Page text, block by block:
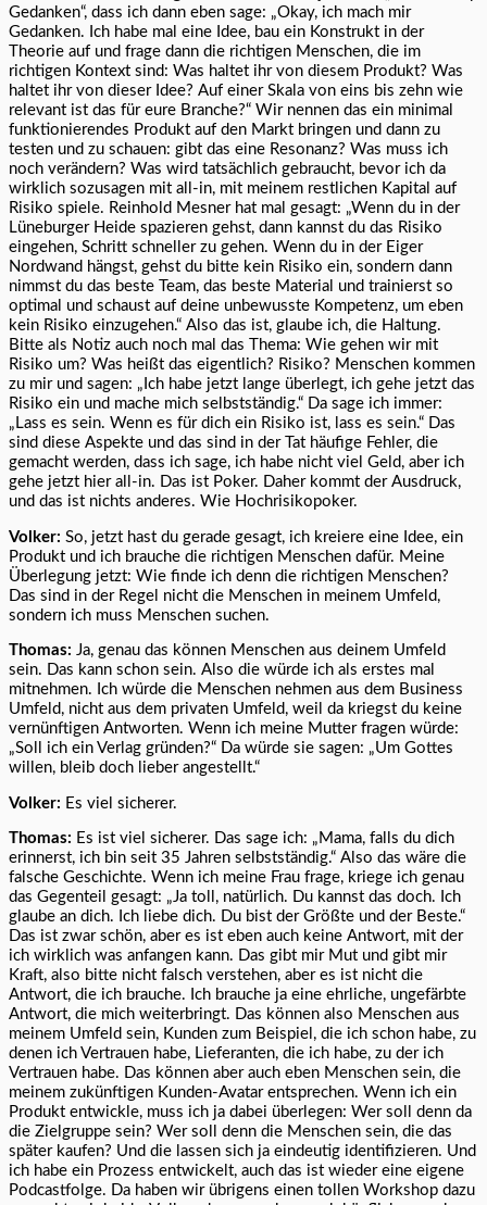
Gedanken“, dass ich dann eben sage: „Okay, ich mach mir
Gedanken. Ich habe mal eine Idee, bau ein Konstrukt in der
Theorie auf und frage dann die richtigen Menschen, die im
richtigen Kontext sind: Was haltet ihr von diesem Produkt? Was
haltet ihr von dieser Idee? Auf einer Skala von eins bis zehn wie
relevant ist das für eure Branche?“ Wir nennen das ein minimal
funktionierendes Produkt auf den Markt bringen und dann zu
testen und zu schauen: gibt das eine Resonanz? Was muss ich
noch verändern? Was wird tatsächlich gebraucht, bevor ich da
wirklich sozusagen mit all-in, mit meinem restlichen Kapital auf
Risiko spiele. Reinhold Mesner hat mal gesagt: „Wenn du in der
Lüneburger Heide spazieren gehst, dann kannst du das Risiko
eingehen, Schritt schneller zu gehen. Wenn du in der Eiger
Nordwand hängst, gehst du bitte kein Risiko ein, sondern dann
nimmst du das beste Team, das beste Material und trainierst so
optimal und schaust auf deine unbewusste Kompetenz, um eben
kein Risiko einzugehen.“ Also das ist, glaube ich, die Haltung.
Bitte als Notiz auch noch mal das Thema: Wie gehen wir mit
Risiko um? Was heißt das eigentlich? Risiko? Menschen kommen
zu mir und sagen: „Ich habe jetzt lange überlegt, ich gehe jetzt das
Risiko ein und mache mich selbstständig.“ Da sage ich immer:
„Lass es sein. Wenn es für dich ein Risiko ist, lass es sein.“ Das
sind diese Aspekte und das sind in der Tat häufige Fehler, die
gemacht werden, dass ich sage, ich habe nicht viel Geld, aber ich
gehe jetzt hier all-in. Das ist Poker. Daher kommt der Ausdruck,
und das ist nichts anderes. Wie Hochrisikopoker.
Volker: So, jetzt hast du gerade gesagt, ich kreiere eine Idee, ein
Produkt und ich brauche die richtigen Menschen dafür. Meine
Überlegung jetzt: Wie finde ich denn die richtigen Menschen?
Das sind in der Regel nicht die Menschen in meinem Umfeld,
sondern ich muss Menschen suchen.
Thomas: Ja, genau das können Menschen aus deinem Umfeld
sein. Das kann schon sein. Also die würde ich als erstes mal
mitnehmen. Ich würde die Menschen nehmen aus dem Business
Umfeld, nicht aus dem privaten Umfeld, weil da kriegst du keine
vernünftigen Antworten. Wenn ich meine Mutter fragen würde:
„Soll ich ein Verlag gründen?“ Da würde sie sagen: „Um Gottes
willen, bleib doch lieber angestellt.“
Volker: Es viel sicherer.
Thomas: Es ist viel sicherer. Das sage ich: „Mama, falls du dich
erinnerst, ich bin seit 35 Jahren selbstständig.“ Also das wäre die
falsche Geschichte. Wenn ich meine Frau frage, kriege ich genau
das Gegenteil gesagt: „Ja toll, natürlich. Du kannst das doch. Ich
glaube an dich. Ich liebe dich. Du bist der Größte und der Beste.“
Das ist zwar schön, aber es ist eben auch keine Antwort, mit der
ich wirklich was anfangen kann. Das gibt mir Mut und gibt mir
Kraft, also bitte nicht falsch verstehen, aber es ist nicht die
Antwort, die ich brauche. Ich brauche ja eine ehrliche, ungefärbte
Antwort, die mich weiterbringt. Das können also Menschen aus
meinem Umfeld sein, Kunden zum Beispiel, die ich schon habe, zu
denen ich Vertrauen habe, Lieferanten, die ich habe, zu der ich
Vertrauen habe. Das können aber auch eben Menschen sein, die
meinem zukünftigen Kunden-Avatar entsprechen. Wenn ich ein
Produkt entwickle, muss ich ja dabei überlegen: Wer soll denn da
die Zielgruppe sein? Wer soll denn die Menschen sein, die das
später kaufen? Und die lassen sich ja eindeutig identifizieren. Und
ich habe ein Prozess entwickelt, auch das ist wieder eine eigene
Podcastfolge. Da haben wir übrigens einen tollen Workshop dazu